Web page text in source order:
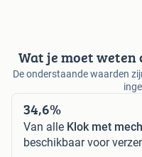
Wat je moet
De onderstaande waarden
34,6%
Van alle Klok met
beschikbaar voor